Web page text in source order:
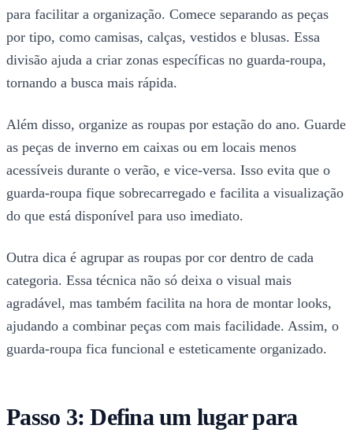
para facilitar a organização. Comece separando as peças
por tipo, como camisas, calças, vestidos e blusas. Essa
divisão ajuda a criar zonas específicas no guarda-roupa,
tornando a busca mais rápida.
Além disso, organize as roupas por estação do ano. Guarde
as peças de inverno em caixas ou em locais menos
acessíveis durante o verão, e vice-versa. Isso evita que o
guarda-roupa fique sobrecarregado e facilita a visualização
do que está disponível para uso imediato.
Outra dica é agrupar as roupas por cor dentro de cada
categoria. Essa técnica não só deixa o visual mais
agradável, mas também facilita na hora de montar looks,
ajudando a combinar peças com mais facilidade. Assim, o
guarda-roupa fica funcional e esteticamente organizado.
Passo 3: Defina um lugar para